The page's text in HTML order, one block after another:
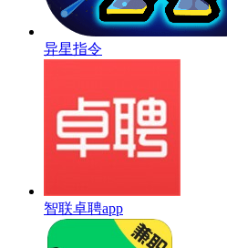
异星指令
智联卓聘app